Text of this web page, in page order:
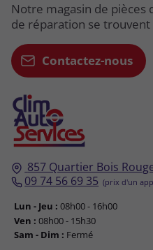
857 Quartier Bois
09 74 56 69 35
Lun - Jeu : 08h00 - 16h00
Ven : 08h00 - 15h30
Sam - Dim : Fermé
Notre magasin de
de réparation se trouvent
Contactez-nous
857 Quartier Bois
09 74 56 69 35
Lun - Jeu : 08h00 - 16h00
Ven : 08h00 - 15h30
Sam - Dim : Fermé
Notre magasin de
de réparation se trouvent
Contactez-nous